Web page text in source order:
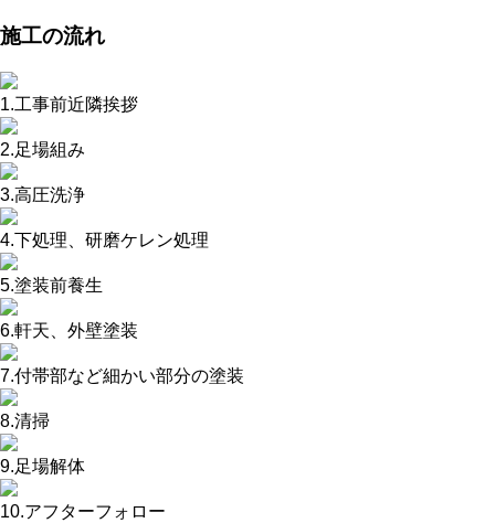
施工の流れ
1.工事前近隣挨拶
2.足場組み
3.高圧洗浄
4.下処理、研磨ケレン処理
5.塗装前養生
6.軒天、外壁塗装
7.付帯部など細かい部分の塗装
8.清掃
9.足場解体
10.アフターフォロー